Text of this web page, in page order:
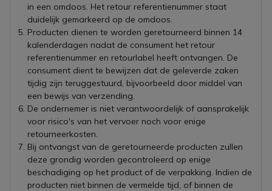
in een omdoos. Het retour referentienummer staat
duidelijk gemarkeerd op de omdoos.
Producten dienen te worden geretourneerd binnen 14
kalenderdagen nadat de consument het retour
referentienummer en retourlabel heeft ontvangen. De
consument dient te bewijzen dat de geleverde zaken
tijdig zijn teruggestuurd, bijvoorbeeld door middel van
een bewijs van verzending.
De ondernemer is niet verantwoordelijk of aansprakelijk
voor risico's van het vervoer noch voor enige
retourneerkosten.
Bij ontvangst van de geretourneerde producten zullen
deze grondig worden gecontroleerd op enige
beschadiging op het product of de verpakking. Indien de
producten niet binnen de vermelde tijd, of binnen de